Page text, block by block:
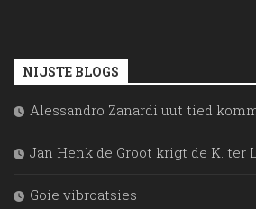
NIJSTE BLOGS
Alessandro Zanardi uut tied
Jan Henk de Groot krigt de K. ter
Goie vibroatsies